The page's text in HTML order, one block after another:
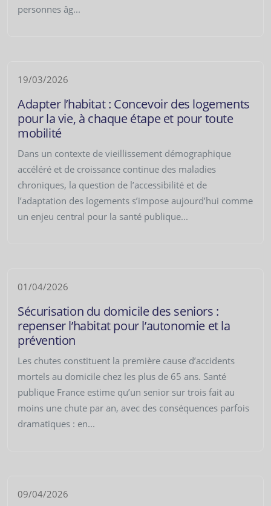
personnes âg...
19/03/2026
Adapter l’habitat : Concevoir des logements
pour la vie, à chaque étape et pour toute
mobilité
Dans un contexte de vieillissement démographique
accéléré et de croissance continue des maladies
chroniques, la question de l’accessibilité et de
l’adaptation des logements s’impose aujourd’hui comme
un enjeu central pour la santé publique...
01/04/2026
Sécurisation du domicile des seniors :
repenser l’habitat pour l’autonomie et la
prévention
Les chutes constituent la première cause d’accidents
mortels au domicile chez les plus de 65 ans. Santé
publique France estime qu’un senior sur trois fait au
moins une chute par an, avec des conséquences parfois
dramatiques : en...
09/04/2026